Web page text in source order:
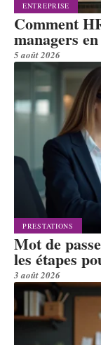
ENTREPRISE
Comment
managers
5 août 2026
PRESTATIONS
Mot de
les étapes
3 août 2026